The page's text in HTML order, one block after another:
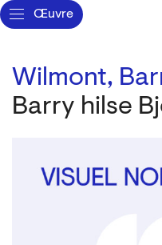
Œuvre
Wilmont,
Barry hilse